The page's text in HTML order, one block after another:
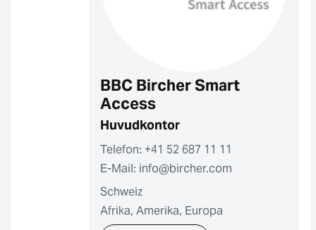
BBC Bircher Smart
Access
Huvudkontor
Telefon: +41 52 687 11 11
E-Mail: info@bircher.com
Schweiz
Afrika, Amerika, Europa